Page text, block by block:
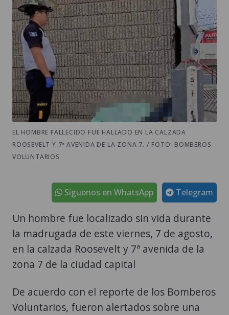
EL HOMBRE FALLECIDO FUE HALLADO EN LA CALZADA
ROOSEVELT Y 7ª AVENIDA DE LA ZONA 7. / FOTO: BOMBEROS
VOLUNTARIOS
Telegram
Síguenos en WhatsApp
Un hombre fue localizado sin vida durante
la madrugada de este viernes, 7 de agosto,
en la calzada Roosevelt y 7ª avenida de la
zona 7 de la ciudad capital
De acuerdo con el reporte de los Bomberos
Voluntarios, fueron alertados sobre una